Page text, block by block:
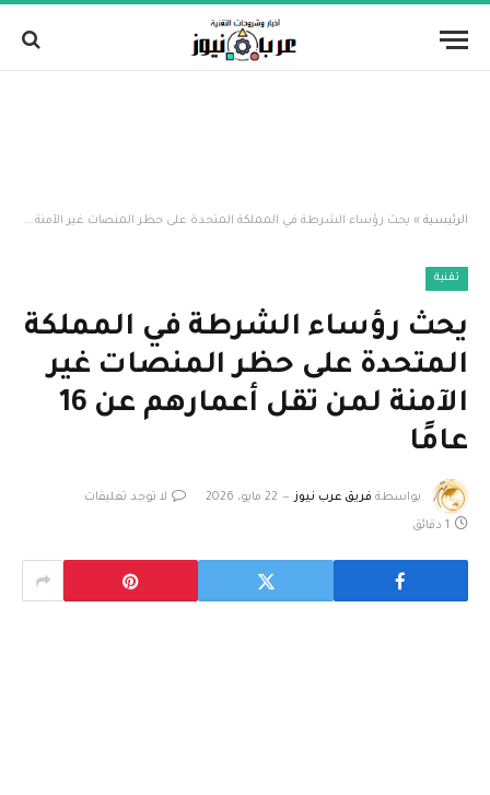
الرئيسية » يحث رؤساء الشرطة في المملكة المتحدة على حظر المنصات غير الآمنة لمن تقل أعمارهم عن 16 عامًا
تقنية
يحث رؤساء الشرطة في المملكة
المتحدة على حظر المنصات غير
الآمنة لمن تقل أعمارهم عن 16
عامًا
بواسطة فريق عرب نيوز 22 مايو، 2026 لا توجد تعليقات
1 دقائق